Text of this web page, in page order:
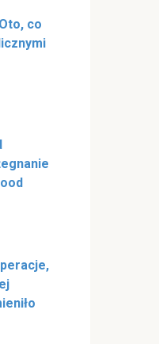
co